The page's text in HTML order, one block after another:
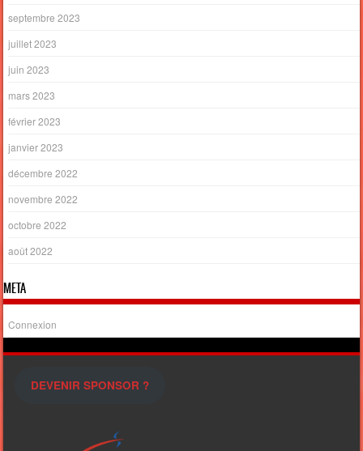
septembre 2023
juillet 2023
juin 2023
mars 2023
février 2023
janvier 2023
décembre 2022
novembre 2022
octobre 2022
août 2022
META
Connexion
DEVENIR SPONSOR ?